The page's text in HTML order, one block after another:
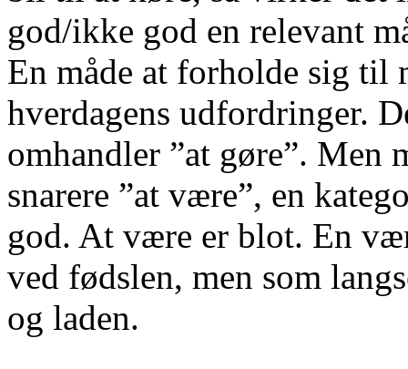
god/ikke god en relevant
En måde at forholde sig til
hverdagens udfordringer.
omhandler ”at gøre”. Men
snarere ”at være”, en
god. At være er blot. En
ved fødslen, men som
og laden.